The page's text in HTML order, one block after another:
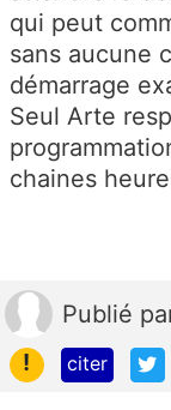
qui peut
sans aucune
démarrage
Seul Arte
chaines
Publié
!
citer